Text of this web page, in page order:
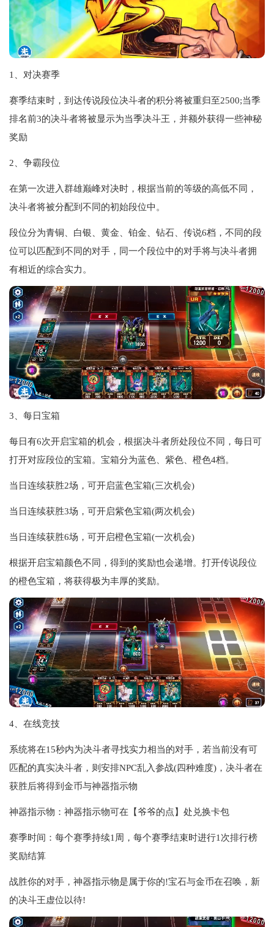
1、对决赛季
赛季结束时，到达传说段位决斗者的积分将被重归至2500;当季
排名前3的决斗者将被显示为当季决斗王，并额外获得一些神秘
奖励
2、争霸段位
在第一次进入群雄巅峰对决时，根据当前的等级的高低不同，
决斗者将被分配到不同的初始段位中。
段位分为青铜、白银、黄金、铂金、钻石、传说6档，不同的段
位可以匹配到不同的对手，同一个段位中的对手将与决斗者拥
有相近的综合实力。
3、每日宝箱
每日有6次开启宝箱的机会，根据决斗者所处段位不同，每日可
打开对应段位的宝箱。宝箱分为蓝色、紫色、橙色4档。
当日连续获胜2场，可开启蓝色宝箱(三次机会)
当日连续获胜3场，可开启紫色宝箱(两次机会)
当日连续获胜6场，可开启橙色宝箱(一次机会)
根据开启宝箱颜色不同，得到的奖励也会递增。打开传说段位
的橙色宝箱，将获得极为丰厚的奖励。
4、在线竞技
系统将在15秒内为决斗者寻找实力相当的对手，若当前没有可
匹配的真实决斗者，则安排NPC乱入参战(四种难度)，决斗者在
获胜后将得到金币与神器指示物
神器指示物：神器指示物可在【爷爷的点】处兑换卡包
赛季时间：每个赛季持续1周，每个赛季结束时进行1次排行榜
奖励结算
战胜你的对手，神器指示物是属于你的!宝石与金币在召唤，新
的决斗王虚位以待!